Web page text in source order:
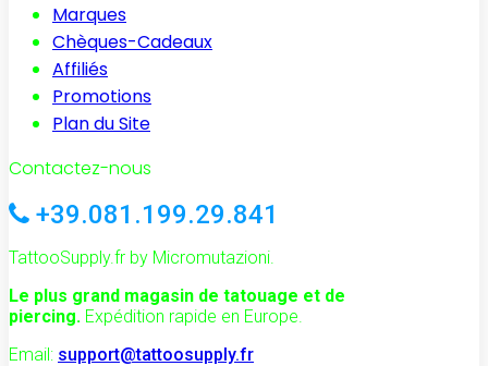
Marques
Chèques-Cadeaux
Affiliés
Promotions
Plan du Site
Contactez-nous
+39.081.199.29.841
TattooSupply.fr by Micromutazioni.
Le plus grand magasin de tatouage et de
piercing. Expédition rapide en Europe.
Email: support@tattoosupply.fr